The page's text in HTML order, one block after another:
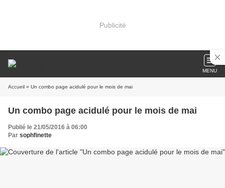
Publicité
MENU
Accueil » Un combo page acidulé pour le mois de mai
Un combo page acidulé pour le mois de mai
Publié le 21/05/2016 à 06:00
Par sophfinette